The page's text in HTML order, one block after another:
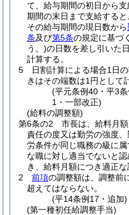
て、給与期間の初日から
期間の末日まで支給する
その給与期間の現日数から
条及び第5条の規定に基づ
う。)の日数を差し引いた
計算する。
5
日割計算による場合1日
きはその端数は1円として
(平元条例40・平3
1・一部改正)
(給料の調整額)
第6条の2
市長は、給料月
責任の度又は勤労の強度
労条件が同じ職務の級に
な職に対し適当でないと
き、給料月額につき適正
2
前項の調整額は、調整前
超えてはならない。
(平14条例17・追加)
(第一種初任給調整手当)